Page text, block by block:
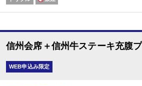
信州会席＋信州牛ステーキ充腹
WEB申込み限定